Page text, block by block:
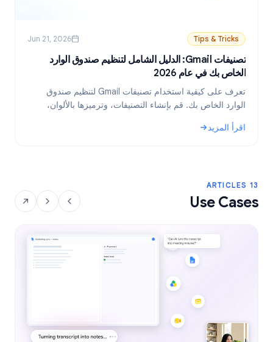
Tips & Tricks
Jun 21, 2026
تصنيفات Gmail: الدليل الشامل لتنظيم صندوق الوارد
الخاص بك في عام 2026
تعرف على كيفية استخدام تصنيفات Gmail لتنظيم صندوق
الوارد الخاص بك. قم بإنشاء التصنيفات، وترميزها بالألوان،
أكثر كفاءة للبريد الإلكتروني.
اقرأ المزيد
: تصنيفات Gmail: الدليل الشامل لتنظيم صندوق الوارد الخاص بك في عام 2026
13 ARTICLES
Use Cases